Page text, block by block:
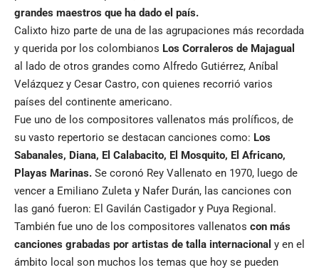
grandes maestros que ha dado el país.
Calixto hizo parte de una de las agrupaciones más recordada
y querida por los colombianos Los Corraleros de Majagual
al lado de otros grandes como Alfredo Gutiérrez, Aníbal
Velázquez y Cesar Castro, con quienes recorrió varios
países del continente americano.
Fue uno de los compositores vallenatos más prolíficos, de
su vasto repertorio se destacan canciones como: Los
Sabanales, Diana, El Calabacito, El Mosquito, El Africano,
Playas Marinas. Se coronó Rey Vallenato en 1970, luego de
vencer a Emiliano Zuleta y Nafer Durán, las canciones con
las ganó fueron: El Gavilán Castigador y Puya Regional.
También fue uno de los compositores vallenatos con más
canciones grabadas por artistas de talla internacional y en el
ámbito local son muchos los temas que hoy se pueden